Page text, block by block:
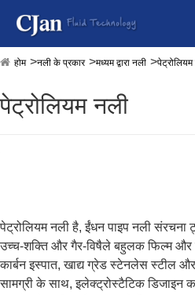
होम नली के प्रकार मध्यम द्वारा नली
पेट्रोलियम नली
पेट्रोलियम नली है, ईंधन पाइप नली संरचना
उच्च-शक्ति और गैर-विषैले बहुलक फिल्म
कार्बन इस्पात, खाद्य ग्रेड स्टेनलेस स्टील
सामग्री के साथ, इलेक्ट्रोस्टैटिक डिजाइन